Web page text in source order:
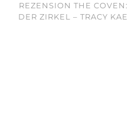
REZENSION THE COVEN:
DER ZIRKEL – TRACY KAE